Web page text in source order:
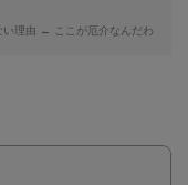
い理由 ← ここが厄介なんだわ